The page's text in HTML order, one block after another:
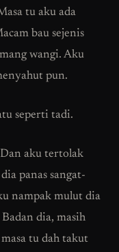
tu aku ada
bau sejenis
wangi. Aku
pun.
seperti tadi.
aku tertolak
panas sangat-
nampak mulut dia
dia, masih
tu dah takut